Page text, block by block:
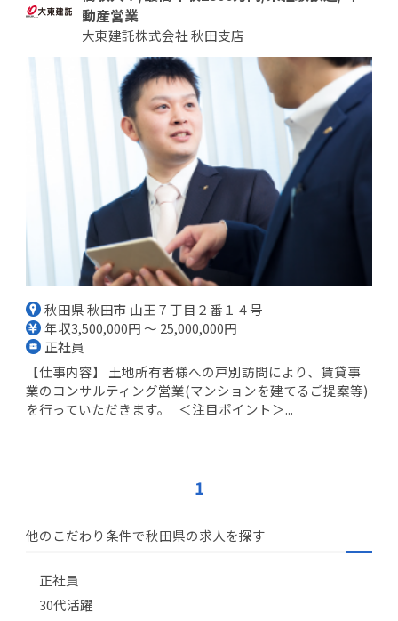
動産営業
大東建託株式会社 秋田支店
秋田県 秋田市 山王７丁目２番１４号
年収3,500,000円 ～ 25,000,000円
正社員
【仕事内容】 土地所有者様への戸別訪問により、賃貸事
業のコンサルティング営業(マンションを建てるご提案等)
を行っていただきます。 ＜注目ポイント＞...
1
他のこだわり条件で秋田県の求人を探す
正社員
30代活躍